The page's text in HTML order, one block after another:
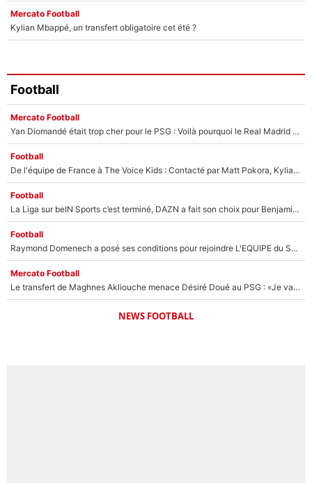
Mercato Football
Kylian Mbappé, un transfert obligatoire cet été ?
Football
Mercato Football
Yan Diomandé était trop cher pour le PSG : Voilà pourquoi le Real Madrid a accepté de payer la somme record de 140M€ pour boucler son transfert !
Football
De l'équipe de France à The Voice Kids : Contacté par Matt Pokora, Kylian Mbappé a accepté de jouer un rôle inédit sur TF1 !
Football
La Liga sur beIN Sports c’est terminé, DAZN a fait son choix pour Benjamin Da Silva et Omar Da Fonseca !
Football
Raymond Domenech a posé ses conditions pour rejoindre L'EQUIPE du Soir : Il refuse de faire l'émission avec un autre chroniqueur !
Mercato Football
Le transfert de Maghnes Akliouche menace Désiré Doué au PSG : «Je valide à 200%»
NEWS FOOTBALL